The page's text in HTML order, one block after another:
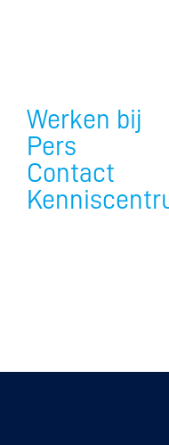
Werken bij
Pers
Contact